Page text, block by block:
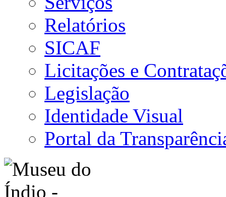
Relatórios
SICAF
Licitações e
Legislação
Identidade Visual
Portal da